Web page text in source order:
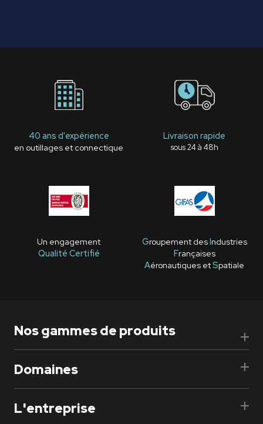
40 ans d'expérience
en outillages et connectique
Livraison rapide
sous 24 à 48h
Un engagement
Qualité Certifié
Groupement desIndustries
Françaises
Aéronautiques etSpatiale
Nos gammes de produits
Domaines
L'entreprise